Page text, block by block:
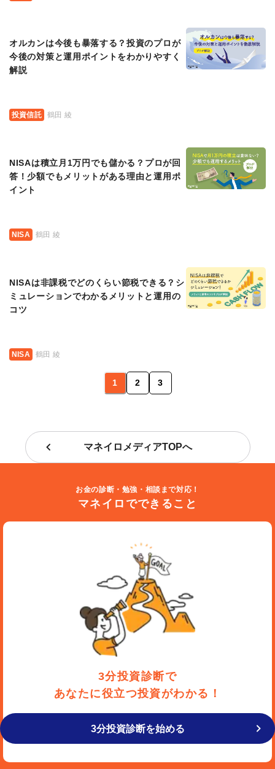
投資信託 鶴田 綾
オルカンは今後も暴落する？投資のプロが
今後の対策と運用ポイントをわかりやすく
解説
NISA 鶴田 綾
NISAは積立月1万円でも儲かる？プロが回
答！少額でもメリットがある理由と運用ポ
イント
NISA 鶴田 綾
NISAは非課税でどのくらい節税できる？シ
ミュレーションでわかるメリットと運用の
コツ
1 2 3
マネイロメディアTOPへ
お金の診断・勉強・相談まで対応！
マネイロでできること
3分投資診断で
あなたに役立つ投資がわかる！
3分投資診断を始める